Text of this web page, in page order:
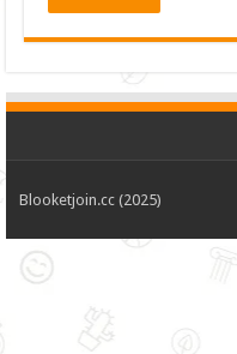
Blooketjoin.cc (2025)